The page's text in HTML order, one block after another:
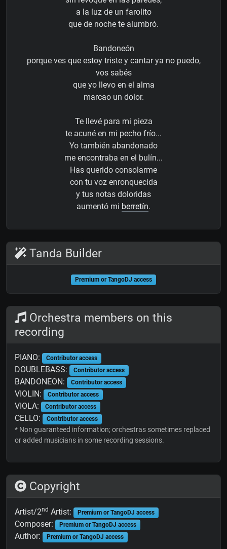
a la luz de un farolito
que de noche te alumbró.
Bandoneón
porque ves que estoy triste y cantar ya no puedo,
vos sabés
que yo llevo en el alma
marcao un dolor.
Te llevé para mi pieza
te acuné en mi pecho frío...
Yo también abandonado
me encontraba en el bulín...
Has querido consolarme
con tu voz enronquecida
y tus notas doloridas
aumentó mi berretín.
Tanda Builder
Premium or TangoDJ access
Orchestra members on this
recording
PIANO: Contributor access
DOUBLEBASS: Contributor access
BANDONEON: Contributor access
VIOLIN: Contributor access
VIOLA: Contributor access
CELLO: Contributor access
* Non guaranteed information; orchestras sometimes replaced
or added musicians in some recording sessions.
Copyright
Artist/2nd Artist: Premium or TangoDJ access
Composer: Premium or TangoDJ access
Author: Premium or TangoDJ access